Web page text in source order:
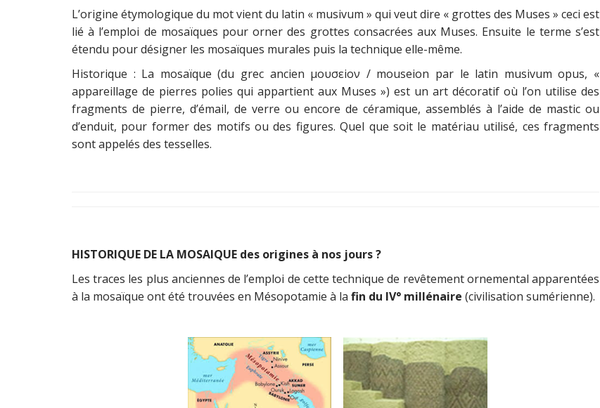
L’origine étymologique du mot vient du latin « musivum » qui veut dire « grottes des Muses » ceci est
lié à l’emploi de mosaïques pour orner des grottes consacrées aux Muses. Ensuite le terme s’est
étendu pour désigner les mosaïques murales puis la technique elle-même.
Historique : La mosaïque (du grec ancien μουσεiον / mouseion par le latin musivum opus, «
appareillage de pierres polies qui appartient aux Muses ») est un art décoratif où l’on utilise des
fragments de pierre, d’émail, de verre ou encore de céramique, assemblés à l’aide de mastic ou
d’enduit, pour former des motifs ou des figures. Quel que soit le matériau utilisé, ces fragments
sont appelés des tesselles.
HISTORIQUE DE LA MOSAIQUE des origines à nos jours ?
Les traces les plus anciennes de l’emploi de cette technique de revêtement ornemental apparentées
à la mosaïque ont été trouvées en Mésopotamie à la fin du IV° millénaire (civilisation sumérienne).